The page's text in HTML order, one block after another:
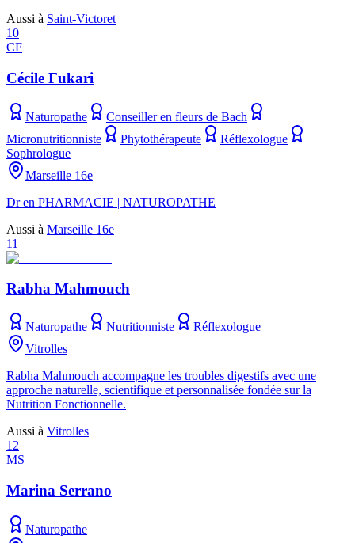
Aussi à Saint-Victoret
10
CF
Cécile Fukari
Naturopathe
Conseiller en fleurs de Bach
Micronutritionniste
Phytothérapeute
Réflexologue
Sophrologue
Marseille 16e
Dr en PHARMACIE | NATUROPATHE
Aussi à Marseille 16e
11
Rabha Mahmouch
Naturopathe Nutritionniste
Réflexologue
Vitrolles
Rabha Mahmouch accompagne les troubles digestifs avec une
approche naturelle, scientifique et personnalisée fondée sur la
Nutrition Fonctionnelle.
Aussi à Vitrolles
12
MS
Marina Serrano
Naturopathe